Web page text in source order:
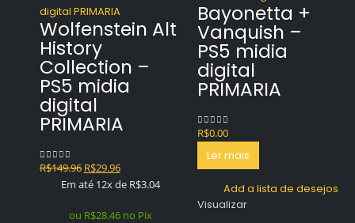
Wolfenstein Alt
History
Collection –
PS5 midia
digital
PRIMARIA
0out of 5
R$149.96 O
preço
era:
R$29.96O
preço
é:
Em até 12x de R$3.04
ou R$28.46 no Pix
Bayonetta +
Vanquish –
PS5 midia
digital
PRIMARIA
0out of 5
R$0.00
Ler mais
Add a lista de desejos
Visualizar